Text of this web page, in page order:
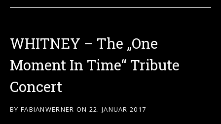
WHITNEY – The „One
Moment In Time“ Tribute
Concert
BY FABIANWERNER ON 22. JANUAR 2017